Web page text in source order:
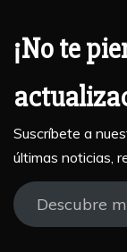
¡No te
Suscríbete a
últimas noticias,
Descubre